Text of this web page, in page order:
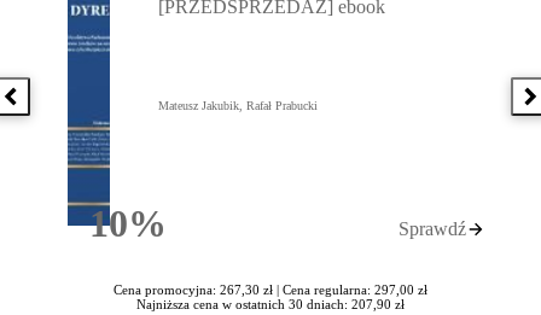
Poprzednia książka
10%Rabatu
[PRZEDSPRZEDAŻ] ebook
Mateusz Jakubik, Rafał Prabucki
Sprawdź
Cena promocyjna: 267,30 zł | Cena regularna: 297,00 zł
Najniższa cena w ostatnich 30 dniach: 207,90 zł